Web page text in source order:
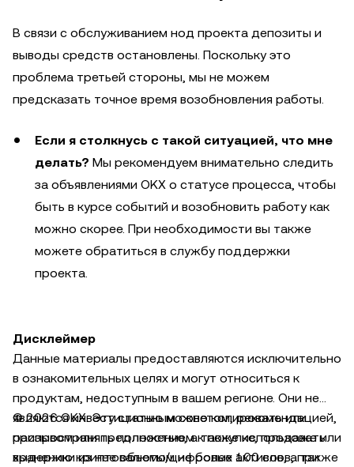
В связи с обслуживанием нод проекта депозиты и
выводы средств остановлены. Поскольку это
проблема третьей стороны, мы не можем
предсказать точное время возобновления работы.
Если я столкнусь с такой ситуацией, что мне
делать? Мы рекомендуем внимательно следить
за объявлениями OKX о статусе процесса, чтобы
быть в курсе событий и возобновить работу как
можно скорее. При необходимости вы также
можете обратиться в службу поддержки
проекта.
Дисклеймер
Данные материалы предоставляются исключительно
в ознакомительных целях и могут относиться к
продуктам, недоступным в вашем регионе. Они не
являются инвестиционным советом, рекомендацией,
призывом или предложением к покупке, продаже или
хранению криптовалюты/цифровых активов, а также
© 2026 OKX. Эту статью можно копировать или
распространять полностью, а также использовать
выдержки из нее объемом не более 100 слов, при